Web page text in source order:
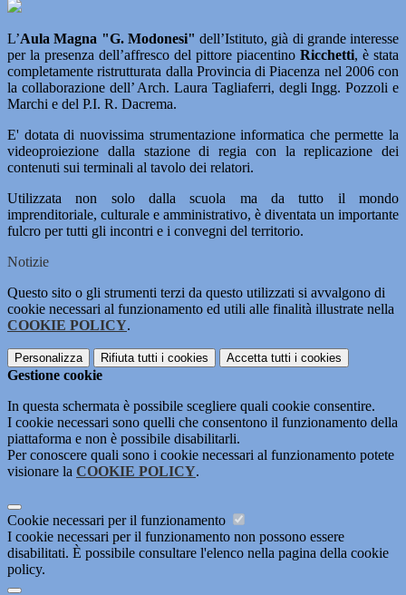
L’Aula Magna "G. Modonesi" dell’Istituto, già di grande interesse
per la presenza dell’affresco del pittore piacentino Ricchetti, è stata
completamente ristrutturata dalla Provincia di Piacenza nel 2006 con
la collaborazione dell’ Arch. Laura Tagliaferri, degli Ingg. Pozzoli e
Marchi e del P.I. R. Dacrema.
E' dotata di nuovissima strumentazione informatica che permette la
videoproiezione dalla stazione di regia con la replicazione dei
contenuti sui terminali al tavolo dei relatori.
Utilizzata non solo dalla scuola ma da tutto il mondo
imprenditoriale, culturale e amministrativo, è diventata un importante
fulcro per tutti gli incontri e i convegni del territorio.
Notizie
Questo sito o gli strumenti terzi da questo utilizzati si avvalgono di
cookie necessari al funzionamento ed utili alle finalità illustrate nella
COOKIE POLICY.
Personalizza Rifiuta tutti i cookies Accetta tutti i cookies
Gestione cookie
In questa schermata è possibile scegliere quali cookie consentire.
I cookie necessari sono quelli che consentono il funzionamento della
piattaforma e non è possibile disabilitarli.
Per conoscere quali sono i cookie necessari al funzionamento potete
visionare la COOKIE POLICY.
Cookie necessari per il funzionamento
I cookie necessari per il funzionamento non possono essere
disabilitati. È possibile consultare l'elenco nella pagina della cookie
policy.